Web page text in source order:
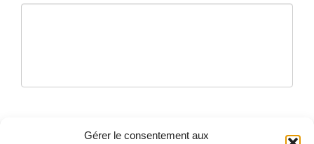
Gérer le consentement aux